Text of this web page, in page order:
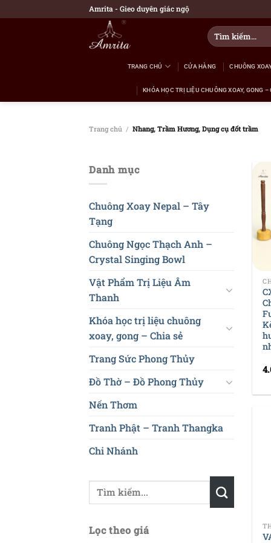
qua
Amrita - Gieo duyên giác ngộ
Tìm
kiếm:
TRANG CHỦ CỬA HÀNG CHUÔNG
KHÓA HỌC TRỊ LIỆU CHUÔNG XOAY, GONG –
Trang chủ / Nhang, Trầm Hương, Dụng cụ đốt trầm
Danh mục
Chuông Xoay Nepal – Tây
Tạng
Chuông Ngọc Thạch Anh –
Crystal Singing Bowl
Vật Phẩm Trị Liệu Âm
Thanh
Khóa học trị liệu chuông
xoay, gong – Chia sẻ
Trang Sức Phong Thủy
Đồ Thờ – Đồ Phong Thủy
Nến Thơm
Tranh Phật – Tranh Thangka
Chi Nhánh
Tìm
kiếm:
Lọc theo giá